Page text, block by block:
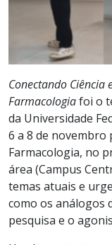
Conectando Ciência
Farmacologiafoi o
da Universidade
6 a 8 de novembro
Farmacologia, no
área (Campus
temas atuais e
como os análogos
pesquisa e o